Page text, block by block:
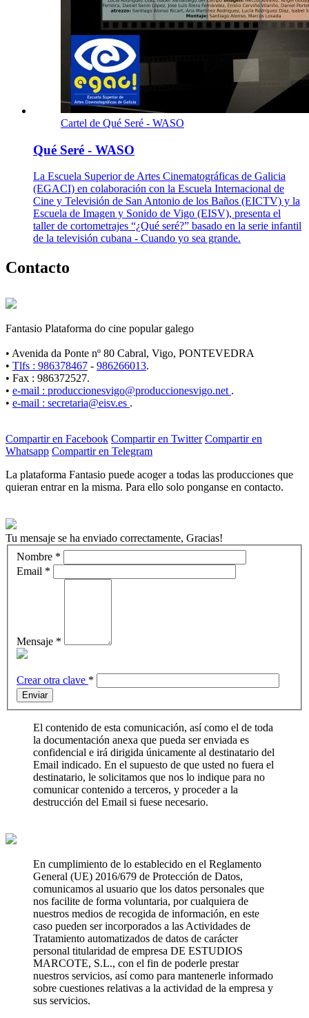
Cartel de Qué Seré - WASO
Qué Seré - WASO
La Escuela Superior de Artes Cinematográficas de Galicia
(EGACI) en colaboración con la Escuela Internacional de
Cine y Televisión de San Antonio de los Baños (EICTV) y la
Escuela de Imagen y Sonido de Vigo (EISV), presenta el
taller de cortometrajes “¿Qué seré?” basado en la serie infantil
de la televisión cubana - Cuando yo sea grande.
Contacto
Fantasio Plataforma do cine popular galego
• Avenida da Ponte nº 80 Cabral, Vigo, PONTEVEDRA
• Tlfs : 986378467 - 986266013.
• Fax : 986372527.
• e-mail : produccionesvigo@produccionesvigo.net .
• e-mail : secretaria@eisv.es .
Compartir en Facebook Compartir en Twitter Compartir en
Whatsapp Compartir en Telegram
La plataforma Fantasio puede acoger a todas las producciones que
quieran entrar en la misma. Para ello solo ponganse en contacto.
Tu mensaje se ha enviado correctamente, Gracias!
Nombre *
Email *
Mensaje *
Crear otra clave *
Enviar
El contenido de esta comunicación, así como el de toda
la documentación anexa que pueda ser enviada es
confidencial e irá dirigida únicamente al destinatario del
Email indicado. En el supuesto de que usted no fuera el
destinatario, le solicitamos que nos lo indique para no
comunicar contenido a terceros, y proceder a la
destrucción del Email si fuese necesario.
En cumplimiento de lo establecido en el Reglamento
General (UE) 2016/679 de Protección de Datos,
comunicamos al usuario que los datos personales que
nos facilite de forma voluntaria, por cualquiera de
nuestros medios de recogida de información, en este
caso pueden ser incorporados a las Actividades de
Tratamiento automatizados de datos de carácter
personal titularidad de empresa DE ESTUDIOS
MARCOTE, S.L., con el fin de poderle prestar
nuestros servicios, así como para mantenerle informado
sobre cuestiones relativas a la actividad de la empresa y
sus servicios.